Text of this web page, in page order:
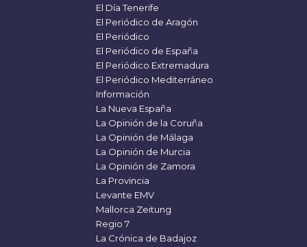
El Día Tenerife
El Periódico de Aragón
El Periódico
El Periódico de España
El Periódico Extremadura
El Periódico Mediterráneo
Información
La Nueva España
La Opinión de la Coruña
La Opinión de Málaga
La Opinión de Murcia
La Opinión de Zamora
La Provincia
Levante EMV
Mallorca Zeitung
Regio 7
La Crónica de Badajoz